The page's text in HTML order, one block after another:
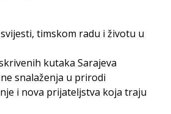
timskom radu i životu u
kutaka Sarajeva
snalaženja u prirodi
i nova prijateljstva koja traju